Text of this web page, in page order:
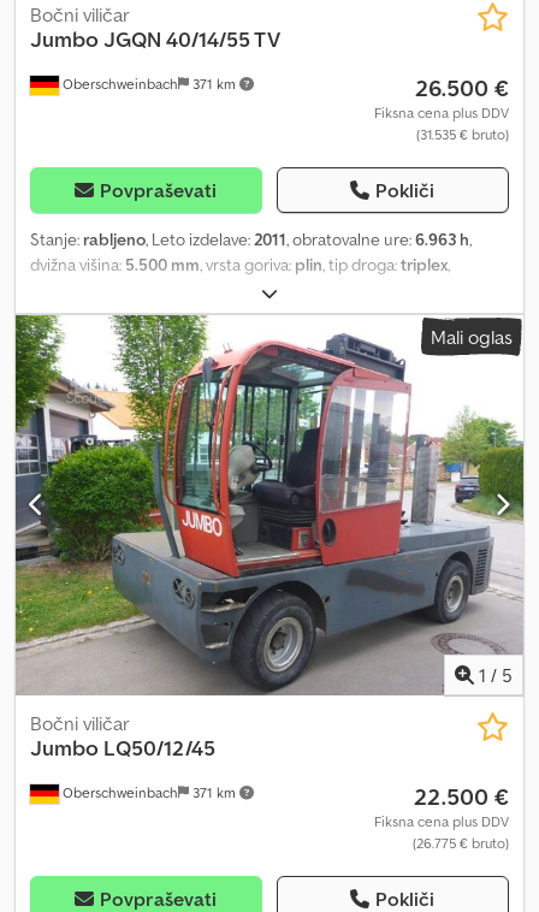
Oberschweinbach 371 km
Bočni viličar
JumboJGQN 40/14/55 TV
26.500 €
Fiksna cena plus DDV
(31.535 € bruto)
Povpraševati Pokliči
Stanje: rabljeno, Leto izdelave: 2011, obratovalne ure:6.963 h,
dvižna višina: 5.500 mm , vrsta goriva: plin , tip droga:triplex
, stanje pnevmatik:
drugo,
Mali oglas
1 / 5
Oberschweinbach 371 km
Bočni viličar
Jumbo LQ50/12/45
22.500 €
Fiksna cena plus DDV
(26.775 € bruto)
Povpraševati Pokliči